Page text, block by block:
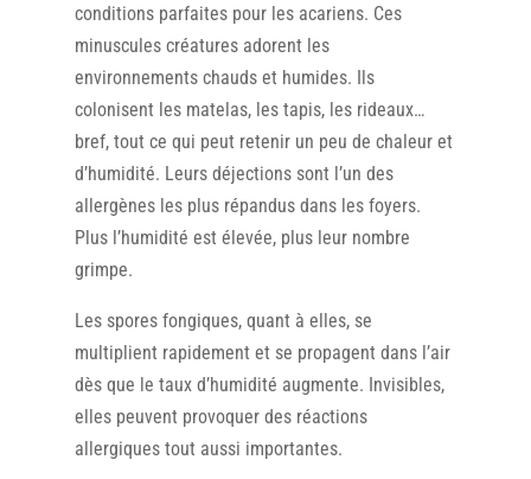
conditions parfaites pour les acariens. Ces
minuscules créatures adorent les
environnements chauds et humides. Ils
colonisent les matelas, les tapis, les rideaux…
bref, tout ce qui peut retenir un peu de chaleur et
d’humidité. Leurs déjections sont l’un des
allergènes les plus répandus dans les foyers.
Plus l’humidité est élevée, plus leur nombre
grimpe.
Les spores fongiques, quant à elles, se
multiplient rapidement et se propagent dans l’air
dès que le taux d’humidité augmente. Invisibles,
elles peuvent provoquer des réactions
allergiques tout aussi importantes.